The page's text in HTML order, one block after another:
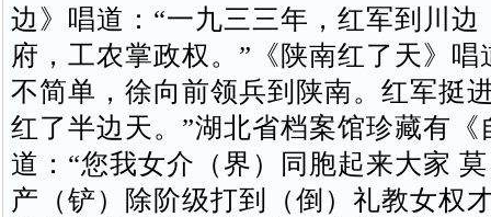
边》唱道：“一九三三年，红军到川边
府，工农掌政权。”《陕南红了天》唱
不简单，徐向前领兵到陕南。红军挺
红了半边天。”湖北省档案馆珍藏有《
道：“您我女介（界）同胞起来大家
产（铲）除阶级打到（倒）礼教女权